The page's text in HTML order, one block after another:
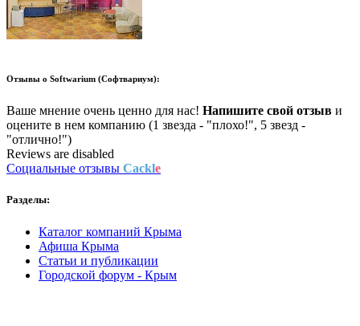
Отзывы о Softwarium (Софтвариум):
Ваше мнение очень ценно для нас! Напишите свой отзыв и
оцените в нем компанию (1 звезда - "плохо!", 5 звезд -
"отлично!")
Reviews are disabled
Социальные отзывы Cackle
Разделы:
Каталог компаний Крыма
Афиша Крыма
Статьи и публикации
Городской форум - Крым